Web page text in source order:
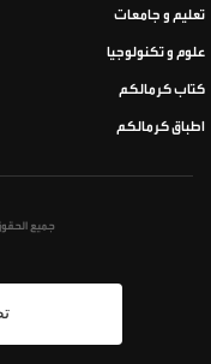
تعليم و جامعات
علوم و تكنولوجيا
كتاب كرمالكم
اطباق كرمالكم
جميع